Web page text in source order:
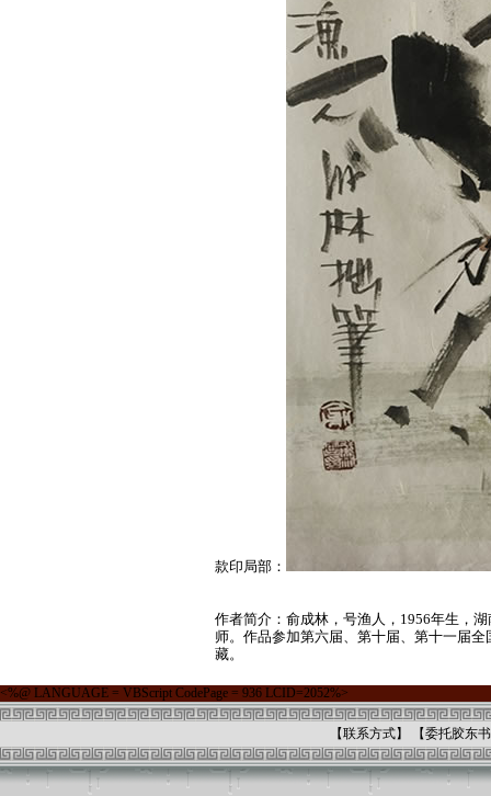
款印局部：
作者简介：俞成林，号渔人，1956年生，
师。作品参加第六届、第十届、第十一届
藏。